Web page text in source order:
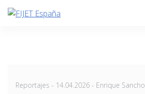
Skip
Reportajes - Posted
14.04.2026 - Enrique Sancho